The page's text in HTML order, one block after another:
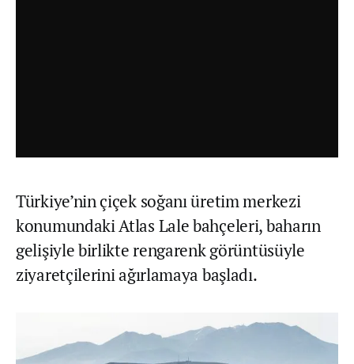
Türkiye’nin çiçek soğanı üretim merkezi
konumundaki Atlas Lale bahçeleri, baharın
gelişiyle birlikte rengarenk görüntüsüyle
ziyaretçilerini ağırlamaya başladı.